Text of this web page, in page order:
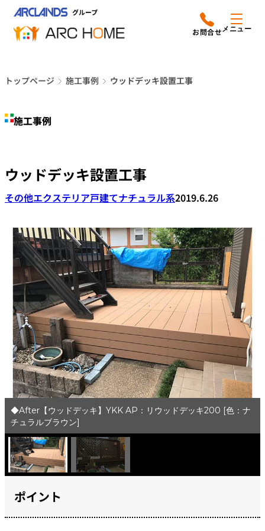
ッ
アークホームについて
施工事例
店舗案内
会社情報
オーナー向け会員サービス
よくあるご質問
サイトマップ
採用情報はこちら
メニュー
営業時間は
平日9時から18時までと
電話をかける
トップページ 施工事例 ウッドデッキ設置工事
施工事例
ウッドデッキ設置工事
その他エクステリア戸建てナチュラル系2019.6.26
◆After【ウッドデッキ】YKK AP：リウッドデッキ200 [色：ナ
チュラルブラウン]
ポイント